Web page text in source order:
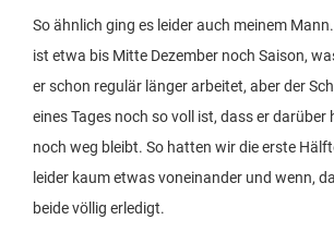
So ähnlich ging es leider auch meinem
ist etwa bis Mitte Dezember noch Saison,
er schon regulär länger arbeitet, aber der
eines Tages noch so voll ist, dass er darüber
noch weg bleibt. So hatten wir die erste
leider kaum etwas voneinander und wenn,
beide völlig erledigt.